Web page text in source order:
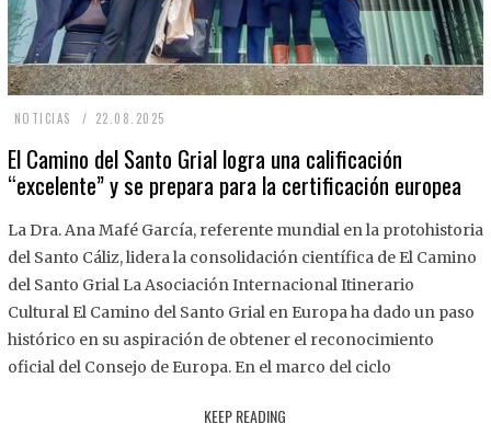
NOTICIAS 22.08.2025
.
8
2
2
El Camino del Santo Grial logra una calificación
“excelente” y se prepara para la certificación europea
La Dra. Ana Mafé García, referente mundial en la protohistoria
del Santo Cáliz, lidera la consolidación científica de El Camino
del Santo Grial La Asociación Internacional Itinerario
Cultural El Camino del Santo Grial en Europa ha dado un paso
histórico en su aspiración de obtener el reconocimiento
oficial del Consejo de Europa. En el marco del ciclo
KEEP READING